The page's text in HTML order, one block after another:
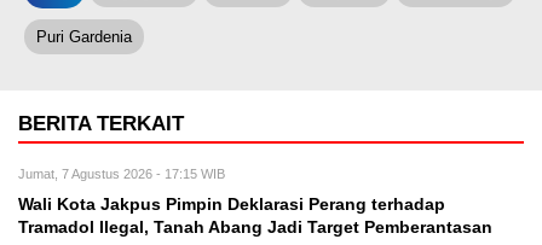
Puri Gardenia
BERITA TERKAIT
Jumat, 7 Agustus 2026 - 17:15 WIB
Wali Kota Jakpus Pimpin Deklarasi Perang terhadap
Tramadol Ilegal, Tanah Abang Jadi Target Pemberantasan